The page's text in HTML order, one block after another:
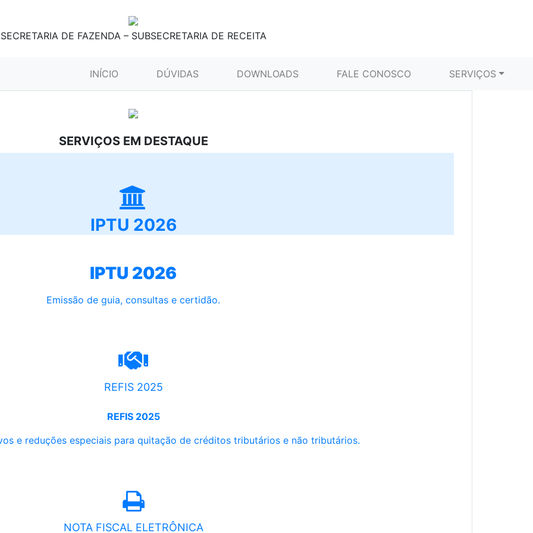
SECRETARIA DE FAZENDA – SUBSECRETARIA DE RECEITA
INÍCIO (CURRENT)DÚVIDAS DOWNLOADS FALE CONOSCO SERVIÇOS
SERVIÇOS EM DESTAQUE
IPTU 2026
IPTU 2026
Emissão de guia, consultas e certidão.
REFIS 2025
REFIS 2025
e reduções especiais para quitação de créditos tributários e não tributários.
NOTA FISCAL ELETRÔNICA